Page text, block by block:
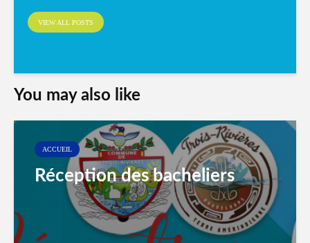
VIEW ALL POSTS
You may also like
ACCUEIL
Réception des bacheliers